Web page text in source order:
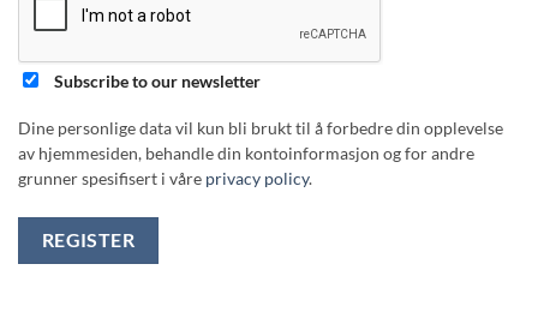
Subscribe to our newsletter
Dine personlige data vil kun bli brukt til å forbedre din opplevelse
av hjemmesiden, behandle din kontoinformasjon og for andre
grunner spesifisert i våre privacy policy.
REGISTER